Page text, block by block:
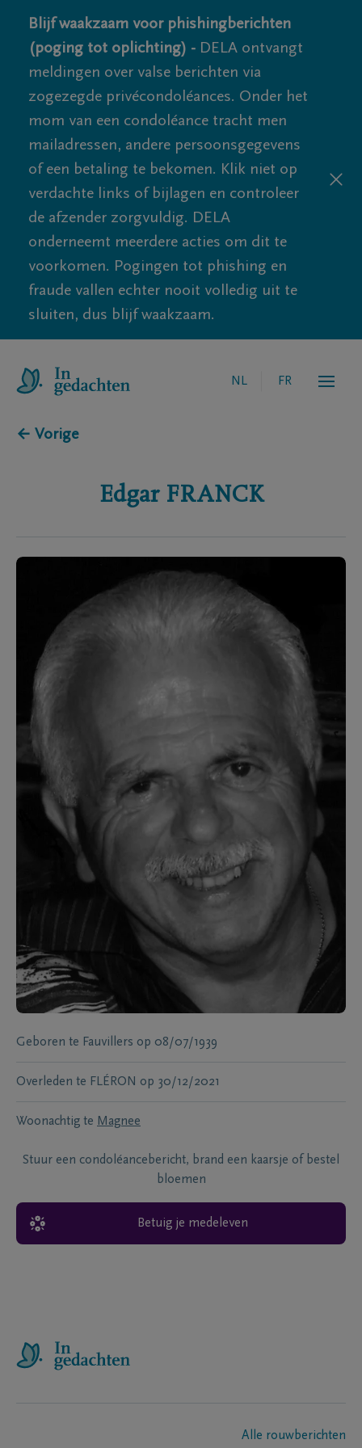
Blijf waakzaam voor phishingberichten
(poging tot oplichting) - DELA ontvangt
meldingen over valse berichten via
zogezegde privécondoléances. Onder het
mom van een condoléance tracht men
mailadressen, andere persoonsgegevens
of een betaling te bekomen. Klik niet op
verdachte links of bijlagen en controleer
de afzender zorgvuldig. DELA
onderneemt meerdere acties om dit te
voorkomen. Pogingen tot phishing en
fraude vallen echter nooit volledig uit te
sluiten, dus blijf waakzaam.
NL FR
← Vorige
Edgar FRANCK
Geboren te Fauvillers op 08/07/1939
Overleden te FLÉRON op 30/12/2021
Woonachtig te Magnee
Stuur een condoléancebericht, brand een kaarsje of bestel
bloemen
Betuig je medeleven
Alle rouwberichten